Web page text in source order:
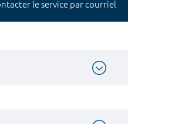
le service par courriel